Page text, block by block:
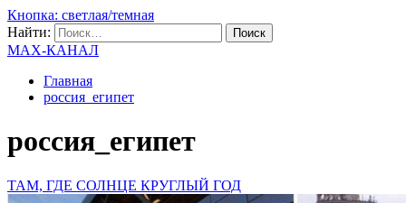
Кнопка: светлая/темная
Найти:
MAX-КАНАЛ
Главная
россия_египет
россия_египет
ТАМ, ГДЕ СОЛНЦЕ КРУГЛЫЙ ГОД